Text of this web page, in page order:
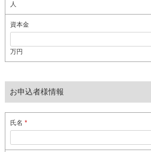
人
資本金
万円
お申込者様情報
氏名 *